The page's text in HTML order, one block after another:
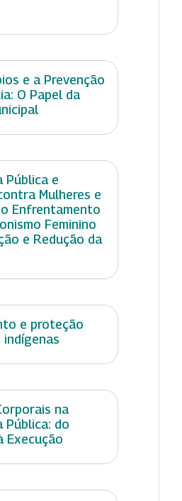
e a Prevenção
O Papel da
Pública e
Mulheres e
Enfrentamento
Feminino
e Redução da
e proteção
na
Pública: do
Execução